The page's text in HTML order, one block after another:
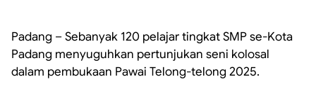
Padang – Sebanyak 120 pelajar tingkat SMP se-Kota
Padang menyuguhkan pertunjukan seni kolosal
dalam pembukaan Pawai Telong-telong 2025.